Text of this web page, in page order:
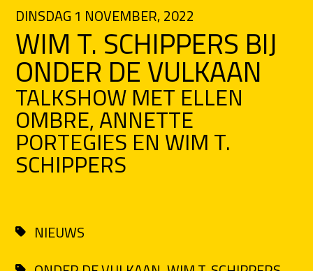
DINSDAG 1 NOVEMBER, 2022
WIM T. SCHIPPERS BIJ
ONDER DE VULKAAN
TALKSHOW MET ELLEN
OMBRE, ANNETTE
PORTEGIES EN WIM T.
SCHIPPERS
NIEUWS